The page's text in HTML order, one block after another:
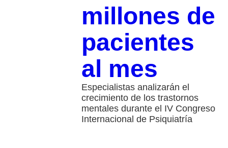
millones de
pacientes
al mes
Especialistas analizarán el
crecimiento de los trastornos
mentales durante el IV Congreso
Internacional de Psiquiatría